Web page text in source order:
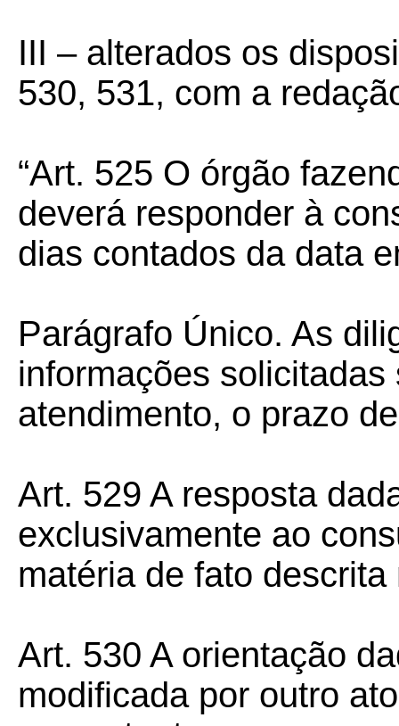
III – alterados os
530, 531, com a
“Art. 525 O órgão
deverá responder à
dias contados da data
Parágrafo Único. As
informações
atendimento, o prazo
Art. 529 A resposta
exclusivamente ao
matéria de fato
Art. 530 A orientação
modificada por outro